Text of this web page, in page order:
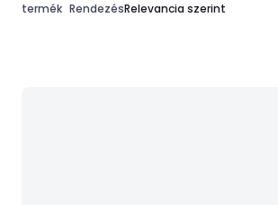
termék Rendezés